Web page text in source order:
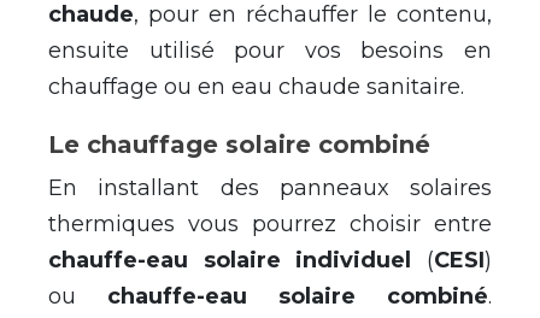
chaude, pour en réchauffer le contenu,
ensuite utilisé pour vos besoins en
chauffage ou en eau chaude sanitaire.
Le chauffage solaire combiné
En installant des panneaux solaires
thermiques vous pourrez choisir entre
chauffe-eau solaire individuel (CESI)
ou chauffe-eau solaire combiné.